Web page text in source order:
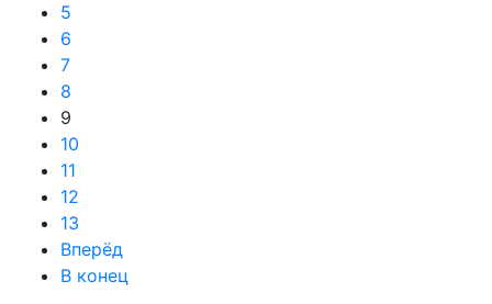
5
6
7
8
9
10
11
12
13
Вперёд
В конец